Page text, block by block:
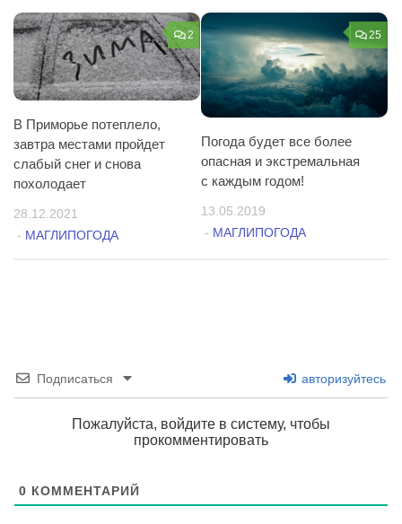
2
В Приморье потеплело,
завтра местами пройдет
слабый снег и снова
похолодает
28.12.2021
- МАГЛИПОГОДА
25
Погода будет все более
опасная и экстремальная
с каждым годом!
13.05.2019
- МАГЛИПОГОДА
Подписаться авторизуйтесь
Пожалуйста, войдите в систему, чтобы
прокомментировать
0 КОММЕНТАРИЙ